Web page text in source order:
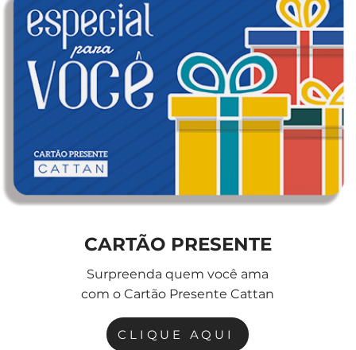
CARTÃO PRESENTE
Surpreenda quem você ama
com o Cartão Presente Cattan
CLIQUE AQUI